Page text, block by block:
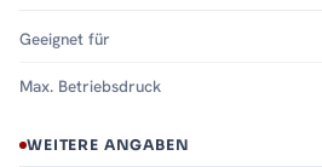
Geeignet für
Max. Betriebsdruck
WEITERE ANGABEN